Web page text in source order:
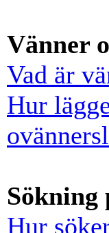
Vänner
Vad är
Hur
Sökning
Hur